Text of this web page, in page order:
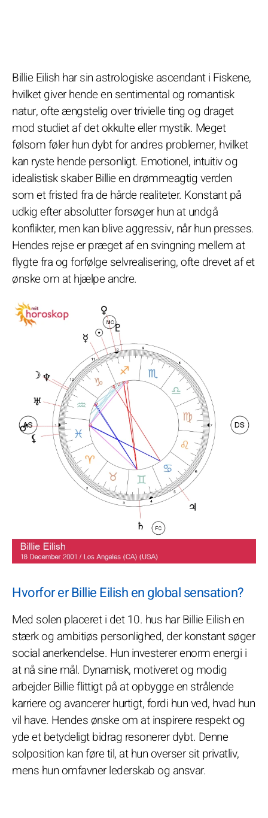
Billie Eilish har sin astrologiske ascendant i Fiskene,
hvilket giver hende en sentimental og romantisk
natur, ofte ængstelig over trivielle ting og draget
mod studiet af det okkulte eller mystik. Meget
følsom føler hun dybt for andres problemer, hvilket
kan ryste hende personligt. Emotionel, intuitiv og
idealistisk skaber Billie en drømmeagtig verden
som et fristed fra de hårde realiteter. Konstant på
udkig efter absolutter forsøger hun at undgå
konflikter, men kan blive aggressiv, når hun presses.
Hendes rejse er præget af en svingning mellem at
flygte fra og forfølge selvrealisering, ofte drevet af et
ønske om at hjælpe andre.
Hvorfor er Billie Eilish en global sensation?
Med solen placeret i det 10. hus har Billie Eilish en
stærk og ambitiøs personlighed, der konstant søger
social anerkendelse. Hun investerer enorm energi i
at nå sine mål. Dynamisk, motiveret og modig
arbejder Billie flittigt på at opbygge en strålende
karriere og avancerer hurtigt, fordi hun ved, hvad hun
vil have. Hendes ønske om at inspirere respekt og
yde et betydeligt bidrag resonerer dybt. Denne
solposition kan føre til, at hun overser sit privatliv,
mens hun omfavner lederskab og ansvar.